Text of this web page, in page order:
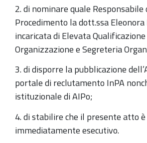
2. di nominare quale Responsabile
Procedimento la dott.ssa
incaricata di Elevata
Organizzazione e Segreteria
3. di disporre la pubblicazione
portale di reclutamento InPA
istituzionale di AIPo;
4. di stabilire che il presente atto è
immediatamente esecutivo.